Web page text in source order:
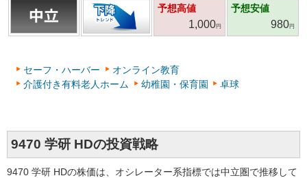
予想高値
1,000円
予想安値
980円
セーフ・ハーバー
オンライン教育
介護付き有料老人ホーム
幼稚園・保育園 卓球
9470 学研 HDの投資戦略
9470 学研 HDの株価は、オシレーター系指標では中立圏で推移して